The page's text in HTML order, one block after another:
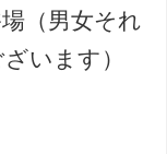
（男女それ
います）